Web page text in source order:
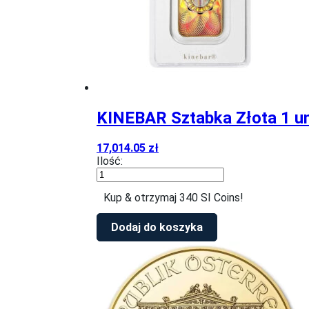
KINEBAR Sztabka Złota 1
17,014.05 zł
Ilość:
ilość
KINEBAR
Sztabka
Złota
uncja
Kup & otrzymaj 340 SI Coins!
Dodaj do koszyka